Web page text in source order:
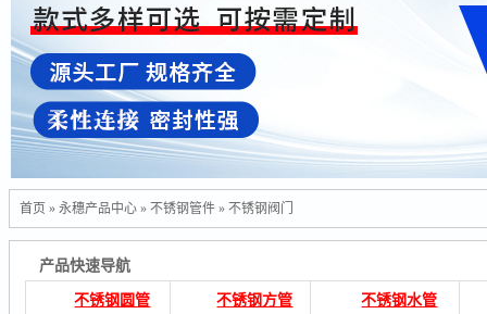
首页 »永穗产品中心 »不锈钢管件 »不锈钢阀门
产品快速导航
不锈钢圆管 不锈钢方管 不锈钢水管